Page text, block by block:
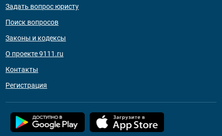
Задать вопрос юристу
Поиск вопросов
Законы и кодексы
О проекте 9111.ru
Контакты
Регистрация